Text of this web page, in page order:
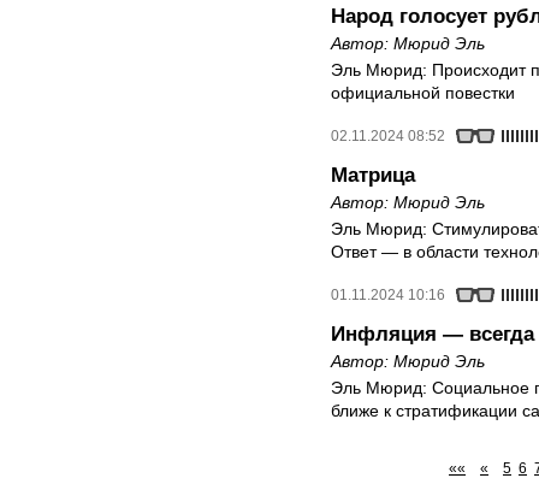
Народ голосует
Автор: Мюрид Эль
Эль Мюрид: Происходит
официальной повестки
02.11.2024 08:52
Матрица
Автор: Мюрид Эль
Эль Мюрид:
Ответ — в области
01.11.2024 10:16
Инфляция — всегда
Автор: Мюрид Эль
Эль Мюрид: Социальное
ближе к стратификации
«« « 5 6